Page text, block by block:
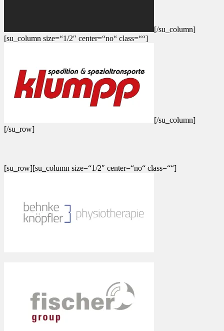
[/su_column]
[su_column size=“1/2″ center=“no“ class=““]
[/su_column]
[/su_row]
[su_row][su_column size=“1/2″ center=“no“ class=““]